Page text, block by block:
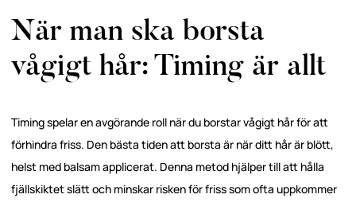
När man ska borsta
vågigt hår: Timing är allt
Timing spelar en avgörande roll när du borstar vågigt hår för att
förhindra friss. Den bästa tiden att borsta är när ditt hår är blött,
helst med balsam applicerat. Denna metod hjälper till att hålla
fjällskiktet slätt och minskar risken för friss som ofta uppkommer